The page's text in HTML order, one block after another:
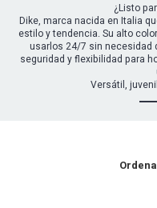
¿Listo
Dike, marca nacida en Italia
estilo y tendencia. Su alto
usarlos 24/7 sin necesidad
seguridad y flexibilidad para
Versátil,